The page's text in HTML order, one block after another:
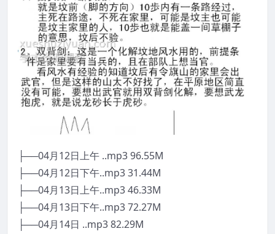
├──04月12日上午 ..mp3 96.55M
├──04月12日下午..mp3 31.44M
├──04月13日上午..mp3 46.33M
├──04月13日下午..mp3 72.27M
├──04月14日 ..mp3 82.29M